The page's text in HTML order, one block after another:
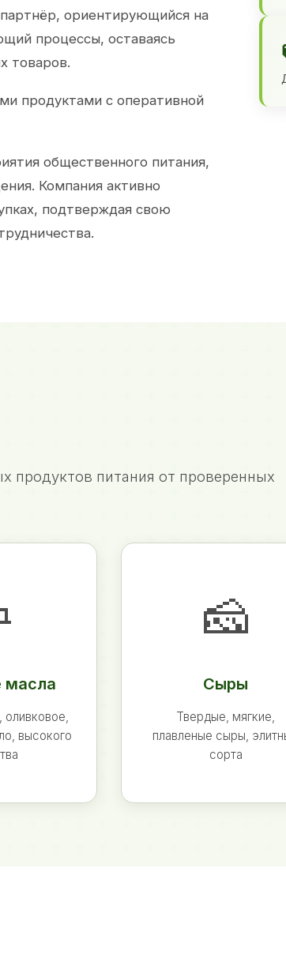
ориентирующийся на
процессы, оставаясь
товаров.
продуктами с оперативной
общественного питания,
Компания активно
подтверждая свою
продуктов питания от проверенных
масла
оливковое,
высокого
🧀
Сыры
Твердые, мягкие,
плавленые сыры,
сорта